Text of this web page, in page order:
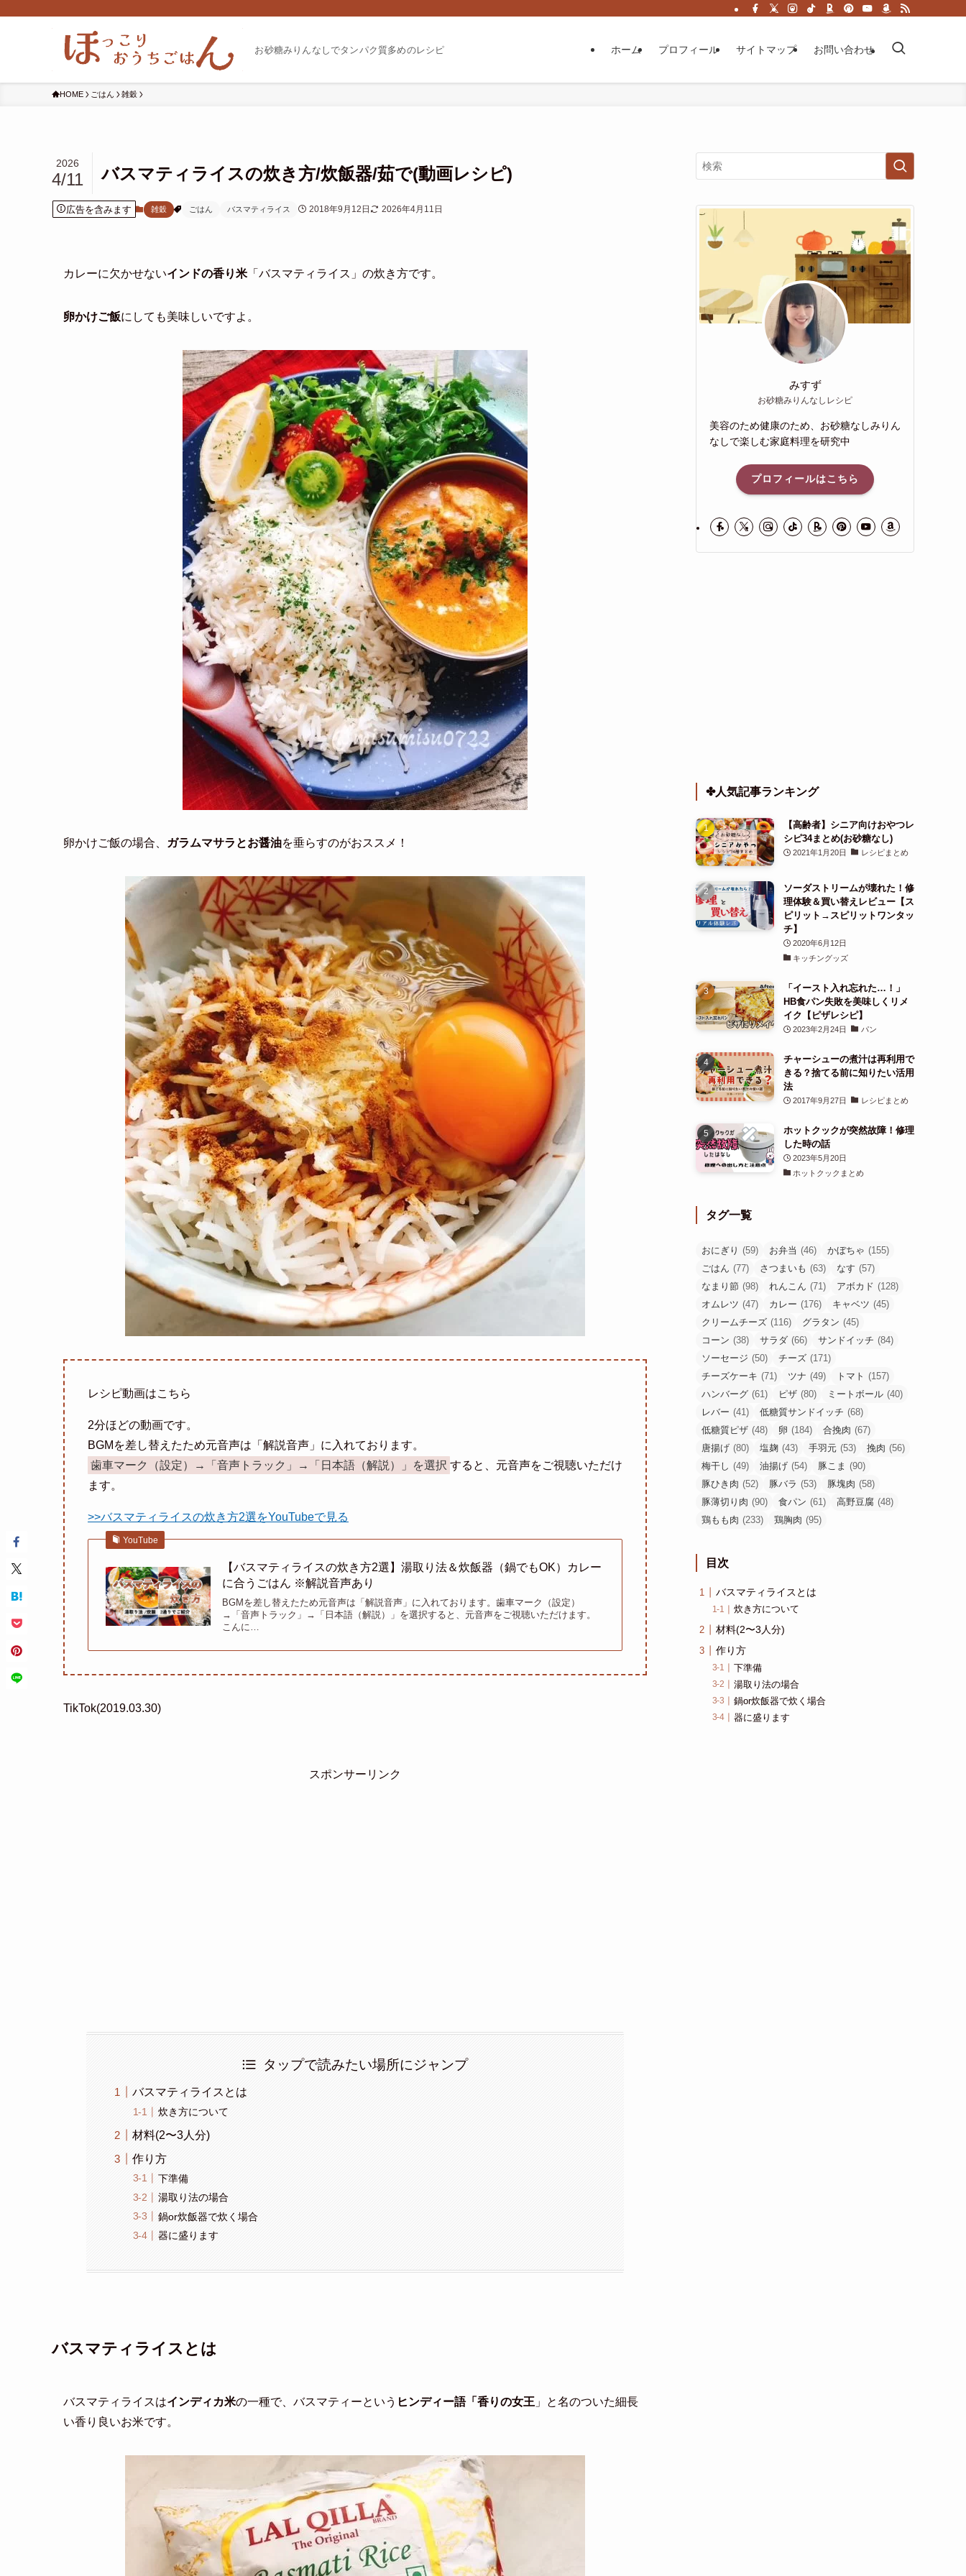
お砂糖みりんなしでタンパク質多めのレシピ ホーム プロフィール サイトマップ お問い合わせ
HOME ごはん 雑穀
バスマティライスの炊き方/炊飯器/茹で(動画レシピ)
2026
4/11
広告を含みます 雑穀 ごはん バスマティライス 2018年9月12日 2026年4月11日
カレーに欠かせないインドの香り米 「バスマティライス」の炊き方です。
卵かけご飯にしても美味しいですよ。
卵かけご飯の場合、 ガラムマサラとお醤油を垂らすのがおススメ！
レシピ動画はこちら
2分ほどの動画です。
BGMを差し替えたため元音声は「解説音声」に入れております。
歯車マーク（設定）→「音声トラック」→「日本語（解説）」を選択 すると、元音声をご視聴いただけ
ます。
>>バスマティライスの炊き方2選をYouTubeで見る
YouTube
【バスマティライスの炊き方2選】湯取り法＆炊飯器（鍋でもOK）カレー
に合うごはん ※解説音声あり
BGMを差し替えたため元音声は「解説音声」に入れております。歯車マーク（設定）
→「音声トラック」→「日本語（解説）」を選択すると、元音声をご視聴いただけます。
こんに…
TikTok(2019.03.30)
スポンサーリンク
タップで読みたい場所にジャンプ
バスマティライスとは
炊き方について
材料(2〜3人分)
作り方
下準備
湯取り法の場合
鍋or炊飯器で炊く場合
器に盛ります
バスマティライスとは
バスマティライスはインディカ米の一種で、バスマティーという ヒンディー語「香りの女王 」と名のついた細長
い香り良いお米です。
みすず
お砂糖みりんなしレシピ
美容のため健康のため、お砂糖なしみりん
なしで楽しむ家庭料理を研究中
プロフィールはこちら
✤人気記事ランキング
【高齢者】シニア向けおやつレ
シピ34まとめ(お砂糖なし)
2021年1月20日 レシピまとめ
ソーダストリームが壊れた！修
理体験＆買い替えレビュー【ス
ピリット→スピリットワンタッ
チ】
2020年6月12日
キッチングッズ
「イースト入れ忘れた…！」
HB食パン失敗を美味しくリメ
イク【ピザレシピ】
2023年2月24日 パン
チャーシューの煮汁は再利用で
きる？捨てる前に知りたい活用
法
2017年9月27日 レシピまとめ
ホットクックが突然故障！修理
した時の話
2023年5月20日
ホットクックまとめ
タグ一覧
おにぎり (59) お弁当 (46) かぼちゃ (155)
ごはん (77) さつまいも (63) なす (57)
なまり節 (98) れんこん (71) アボカド (128)
オムレツ (47) カレー (176) キャベツ (45)
クリームチーズ (116) グラタン (45)
コーン (38) サラダ (66) サンドイッチ (84)
ソーセージ (50) チーズ (171)
チーズケーキ (71) ツナ (49) トマト (157)
ハンバーグ (61) ピザ (80) ミートボール (40)
レバー (41) 低糖質サンドイッチ (68)
低糖質ピザ (48) 卵 (184) 合挽肉 (67)
唐揚げ (80) 塩麹 (43) 手羽元 (53) 挽肉 (56)
梅干し (49) 油揚げ (54) 豚こま (90)
豚ひき肉 (52) 豚バラ (53) 豚塊肉 (58)
豚薄切り肉 (90) 食パン (61) 高野豆腐 (48)
鶏もも肉 (233) 鶏胸肉 (95)
目次
バスマティライスとは
炊き方について
材料(2〜3人分)
作り方
下準備
湯取り法の場合
鍋or炊飯器で炊く場合
器に盛ります